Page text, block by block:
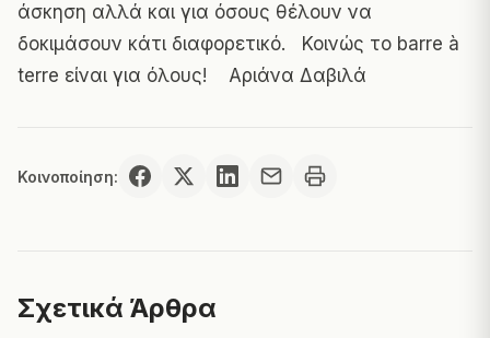
άσκηση αλλά και για όσους θέλουν να
δοκιμάσουν κάτι διαφορετικό. Κοινώς το barre à
terre είναι για όλους! Αριάνα Δαβιλά
Κοινοποίηση:
Σχετικά Άρθρα